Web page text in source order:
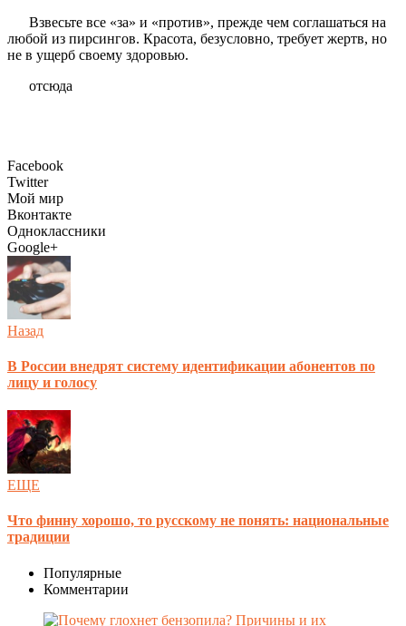
Взвесьте все «за» и «против», прежде чем соглашаться на
любой из пирсингов. Красота, безусловно, требует жертв, но
не в ущерб своему здоровью.
отсюда
Facebook
Twitter
Мой мир
Вконтакте
Одноклассники
Google+
Назад
В России внедрят систему идентификации абонентов по
лицу и голосу
ЕЩЕ
Что финну хорошо, то русскому не понять: национальные
традиции
Популярные
Комментарии